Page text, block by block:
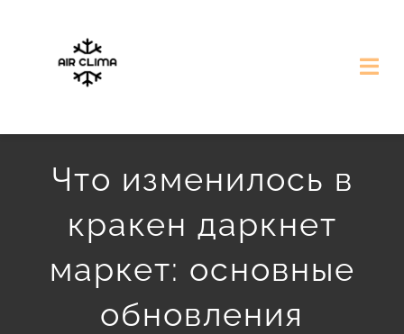
Nasze Realizacje
Darmowa Wycena
Что изменилось в
кракен даркнет
маркет: основные
обновления